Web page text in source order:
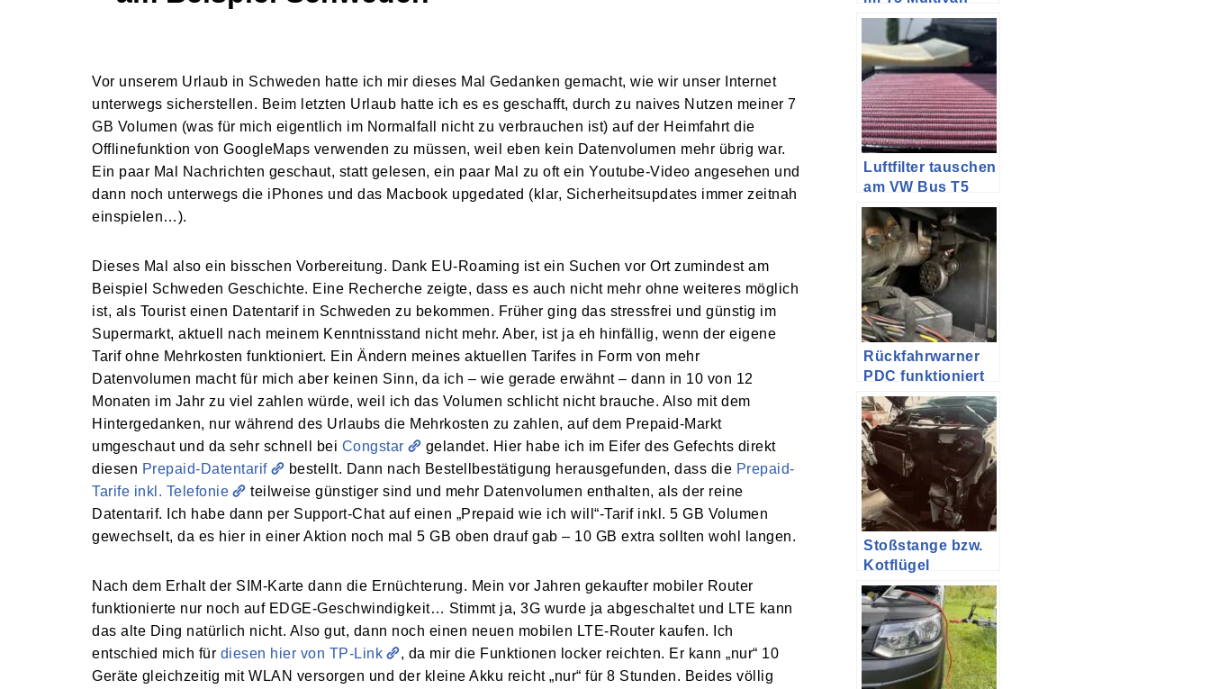
Vor unserem Urlaub in Schweden hatte ich mir dieses Mal Gedanken gemacht, wie wir unser Internet
unterwegs sicherstellen. Beim letzten Urlaub hatte ich es es geschafft, durch zu naives Nutzen meiner 7
GB Volumen (was für mich eigentlich im Normalfall nicht zu verbrauchen ist) auf der Heimfahrt die
Offlinefunktion von GoogleMaps verwenden zu müssen, weil eben kein Datenvolumen mehr übrig war.
Ein paar Mal Nachrichten geschaut, statt gelesen, ein paar Mal zu oft ein Youtube-Video angesehen und
dann noch unterwegs die iPhones und das Macbook upgedated (klar, Sicherheitsupdates immer zeitnah
einspielen…).
Dieses Mal also ein bisschen Vorbereitung. Dank EU-Roaming ist ein Suchen vor Ort zumindest am
Beispiel Schweden Geschichte. Eine Recherche zeigte, dass es auch nicht mehr ohne weiteres möglich
ist, als Tourist einen Datentarif in Schweden zu bekommen. Früher ging das stressfrei und günstig im
Supermarkt, aktuell nach meinem Kenntnisstand nicht mehr. Aber, ist ja eh hinfällig, wenn der eigene
Tarif ohne Mehrkosten funktioniert. Ein Ändern meines aktuellen Tarifes in Form von mehr
Datenvolumen macht für mich aber keinen Sinn, da ich – wie gerade erwähnt – dann in 10 von 12
Monaten im Jahr zu viel zahlen würde, weil ich das Volumen schlicht nicht brauche. Also mit dem
Hintergedanken, nur während des Urlaubs die Mehrkosten zu zahlen, auf dem Prepaid-Markt
umgeschaut und da sehr schnell bei Congstar
gelandet. Hier habe ich im Eifer des Gefechts direkt
diesen Prepaid-Datentarif bestellt. Dann nach Bestellbestätigung herausgefunden, dass die Prepaid-
Tarife inkl. Telefonie
teilweise günstiger sind und mehr Datenvolumen enthalten, als der reine
Datentarif. Ich habe dann per Support-Chat auf einen „Prepaid wie ich will“-Tarif inkl. 5 GB Volumen
gewechselt, da es hier in einer Aktion noch mal 5 GB oben drauf gab – 10 GB extra sollten wohl langen.
Nach dem Erhalt der SIM-Karte dann die Ernüchterung. Mein vor Jahren gekaufter mobiler Router
funktionierte nur noch auf EDGE-Geschwindigkeit… Stimmt ja, 3G wurde ja abgeschaltet und LTE kann
das alte Ding natürlich nicht. Also gut, dann noch einen neuen mobilen LTE-Router kaufen. Ich
entschied mich für diesen hier von TP-Link
, da mir die Funktionen locker reichten. Er kann „nur“ 10
Geräte gleichzeitig mit WLAN versorgen und der kleine Akku reicht „nur“ für 8 Stunden. Beides völlig
Teil 5
(Fertigstellung
Innenraum)
Luftfilter tauschen
am VW Bus T5
(Sportluftfilter
K&N)
Rückfahrwarner
PDC funktioniert
bzw. piepst nicht
mehr beim VW
Caddy und T5
Stoßstange bzw.
Kotflügel
tauschen am VW
T5 Multivan
PanAmericana
und anderen